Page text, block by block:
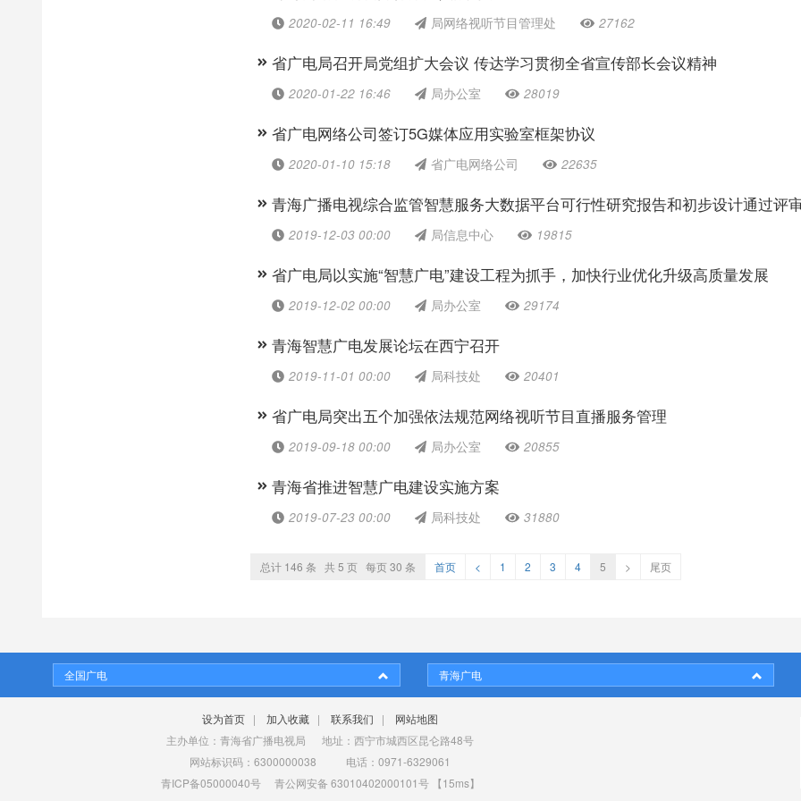
2020-02-11 16:49 局网络视听节目管理处 27162
省广电局召开局党组扩大会议 传达学习贯彻全省宣传部长会议精神
2020-01-22 16:46 局办公室 28019
省广电网络公司签订5G媒体应用实验室框架协议
2020-01-10 15:18 省广电网络公司 22635
青海广播电视综合监管智慧服务大数据平台可行性研究报告和初步设计通过评
2019-12-03 00:00 局信息中心 19815
省广电局以实施“智慧广电”建设工程为抓手，加快行业优化升级高质量发展
2019-12-02 00:00 局办公室 29174
青海智慧广电发展论坛在西宁召开
2019-11-01 00:00 局科技处 20401
省广电局突出五个加强依法规范网络视听节目直播服务管理
2019-09-18 00:00 局办公室 20855
青海省推进智慧广电建设实施方案
2019-07-23 00:00 局科技处 31880
总计 146 条 共 5 页 每页 30 条 首页 < 1 2 3 4 5 > 尾页
全国广电 青海广电
设为首页 | 加入收藏 | 联系我们 | 网站地图
主办单位：青海省广播电视局 地址：西宁市城西区昆仑路48号
网站标识码：6300000038 电话：0971-6329061
青ICP备05000040号
青公网安备 63010402000101号【15ms】